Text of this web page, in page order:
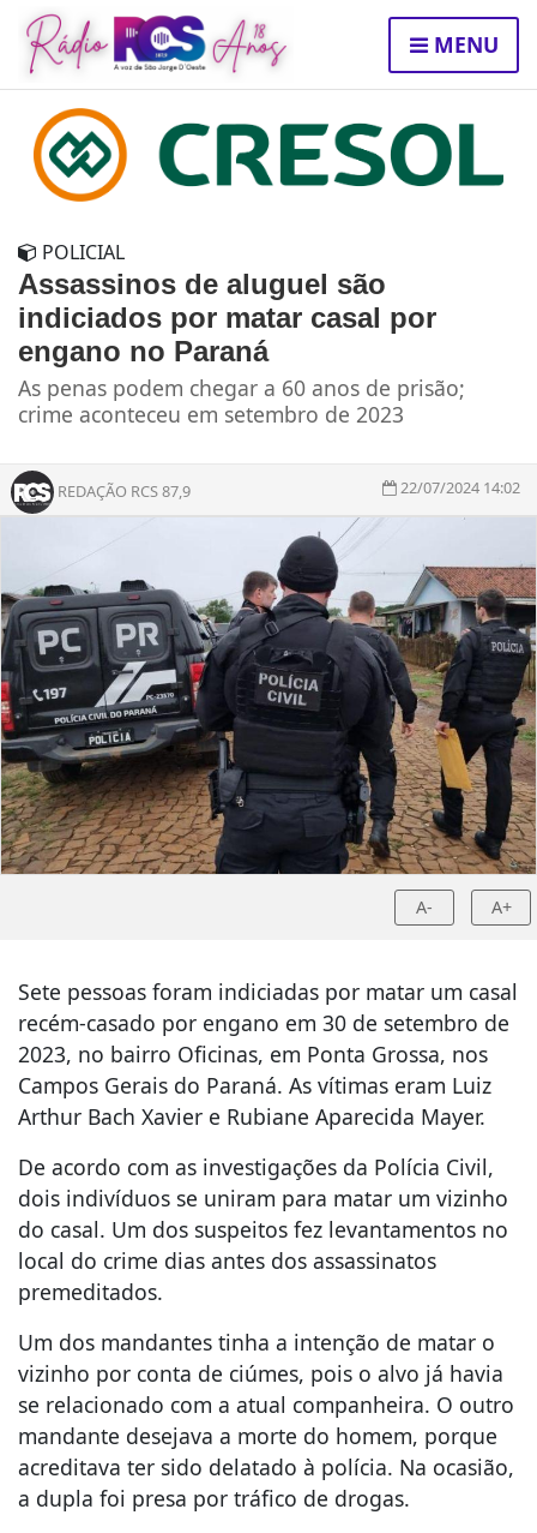
MENU
POLICIAL
Assassinos de aluguel são
indiciados por matar casal por
engano no Paraná
As penas podem chegar a 60 anos de prisão;
crime aconteceu em setembro de 2023
REDAÇÃO RCS 87,9 22/07/2024 14:02
A- A+
Sete pessoas foram indiciadas por matar um casal
recém-casado por engano em 30 de setembro de
2023, no bairro Oficinas, em Ponta Grossa, nos
Campos Gerais do Paraná. As vítimas eram Luiz
Arthur Bach Xavier e Rubiane Aparecida Mayer.
De acordo com as investigações da Polícia Civil,
dois indivíduos se uniram para matar um vizinho
do casal. Um dos suspeitos fez levantamentos no
local do crime dias antes dos assassinatos
premeditados.
Um dos mandantes tinha a intenção de matar o
vizinho por conta de ciúmes, pois o alvo já havia
se relacionado com a atual companheira. O outro
mandante desejava a morte do homem, porque
acreditava ter sido delatado à polícia. Na ocasião,
a dupla foi presa por tráfico de drogas.